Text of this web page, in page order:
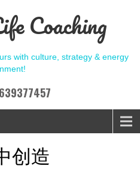
Coaching
with culture, strategy & energy
创造